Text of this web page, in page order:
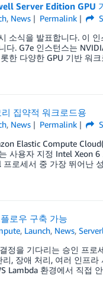
Server Edition GPU
, News Permalink
소식을 발표합니다. 이
. G7e 인스턴스는
한 다양한 GPU 기반 워
집약적 워크로드용
, News Permalink
Elastic Compute
사용자 지정 Intel Xeon
로세서 중 가장 뛰어난
로우 구축 가능
, Launch, News,
정을 기다리는 승인 프로
, 장애 처리, 여러 인프라
Lambda 환경에서 직접